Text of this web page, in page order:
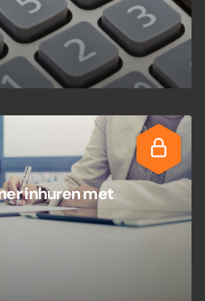
inhuren met